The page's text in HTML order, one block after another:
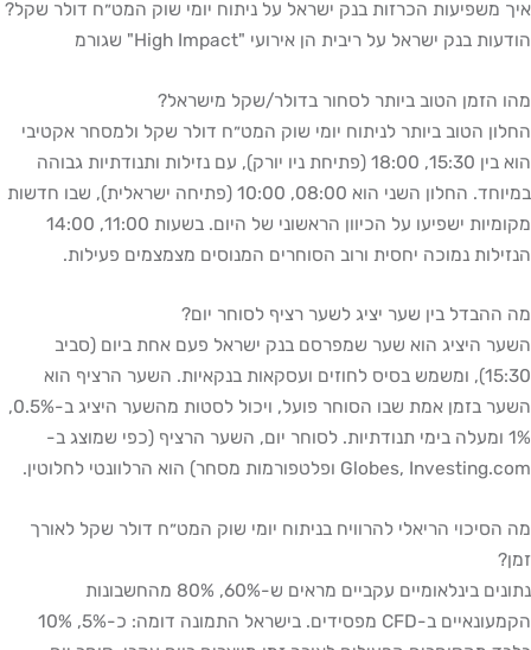
איך משפיעות הכרזות בנק ישראל על ניתוח יומי שוק המט״ח דולר שקל?
הודעות בנק ישראל על ריבית הן אירועי "High Impact" שגורמ
מהו הזמן הטוב ביותר לסחור בדולר/שקל מישראל?
החלון הטוב ביותר לניתוח יומי שוק המט״ח דולר שקל ולמסחר אקטיבי
הוא בין 15:30, 18:00 (פתיחת ניו יורק), עם נזילות ותנודתיות גבוהה
במיוחד. החלון השני הוא 08:00, 10:00 (פתיחה ישראלית), שבו חדשות
מקומיות ישפיעו על הכיוון הראשוני של היום. בשעות 11:00, 14:00
הנזילות נמוכה יחסית ורוב הסוחרים המנוסים מצמצמים פעילות.
מה ההבדל בין שער יציג לשער רציף לסוחר יום?
השער היציג הוא שער שמפרסם בנק ישראל פעם אחת ביום (סביב
15:30), ומשמש בסיס לחוזים ועסקאות בנקאיות. השער הרציף הוא
השער בזמן אמת שבו הסוחר פועל, ויכול לסטות מהשער היציג ב-0.5%,
1% ומעלה בימי תנודתיות. לסוחר יום, השער הרציף (כפי שמוצג ב-
Globes, Investing.com ופלטפורמות מסחר) הוא הרלוונטי לחלוטין.
מה הסיכוי הריאלי להרוויח בניתוח יומי שוק המט״ח דולר שקל לאורך
זמן?
נתונים בינלאומיים עקביים מראים ש-60%, 80% מהחשבונות
הקמעונאיים ב-CFD מפסידים. בישראל התמונה דומה: כ-5%, 10%